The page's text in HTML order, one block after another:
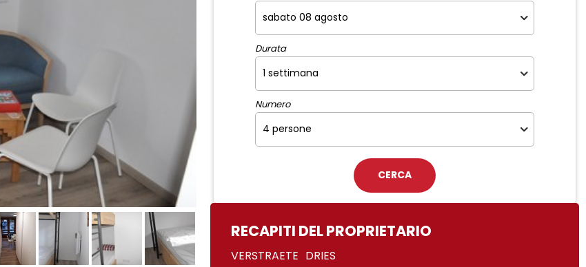
Durata
Numero
RECAPITI DEL PROPRIETARIO
VERSTRAETE DRIES